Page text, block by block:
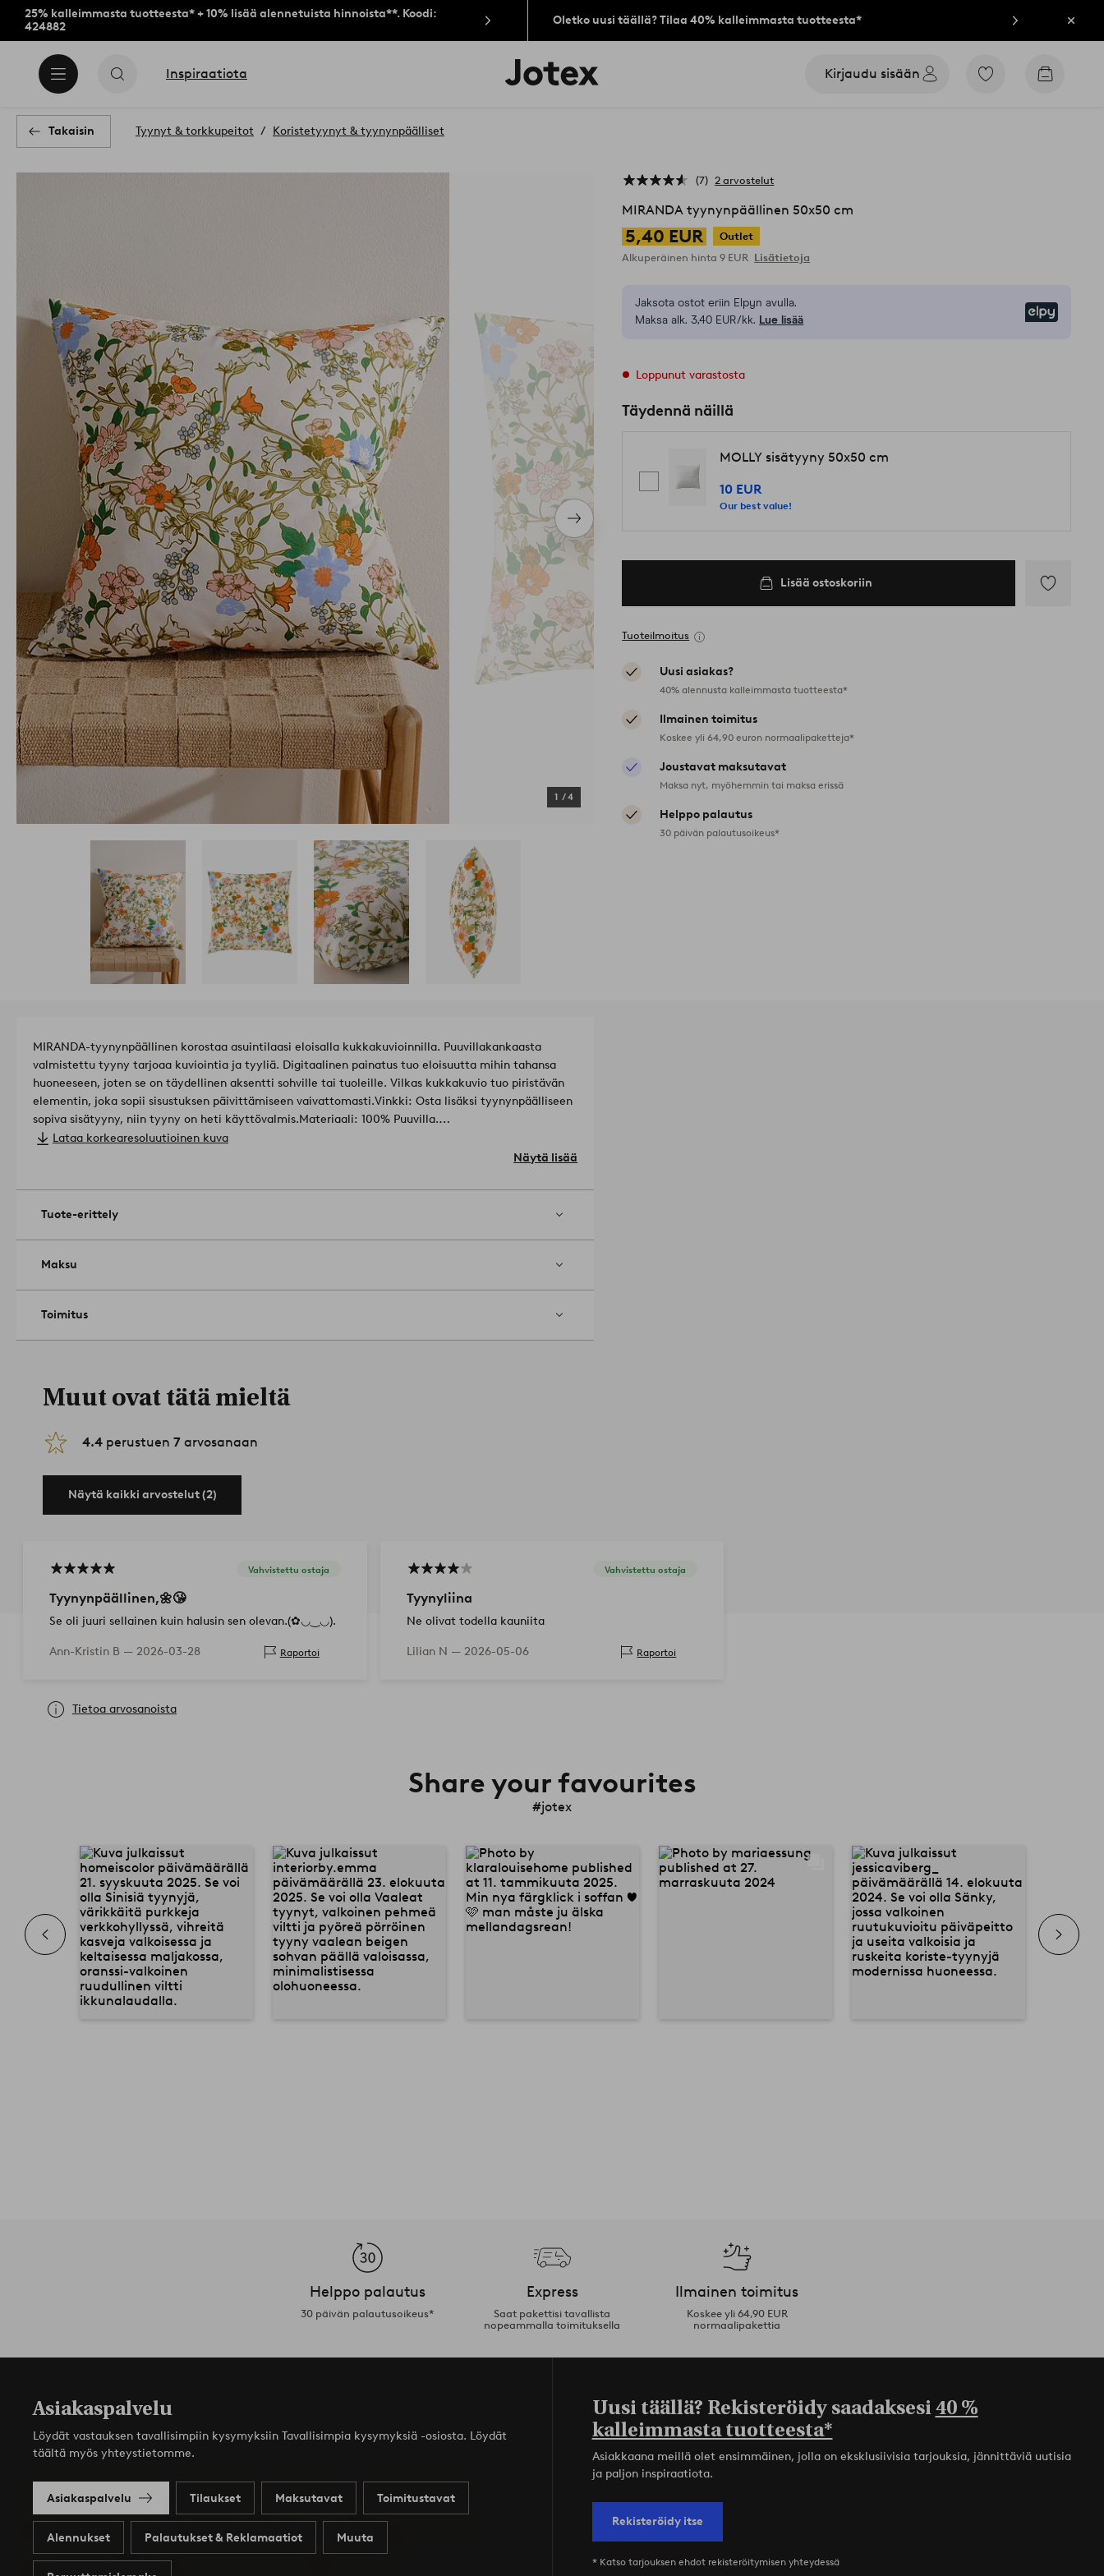
25% kalleimmasta tuotteesta* + 10% lisää alennetuista hinnoista**. Koodi:
424882
Oletko uusi täällä? Tilaa 40% kalleimmasta tuotteesta* Sulje
Inspiraatiota
Jotex-
logo
Kirjaudu sisään
Siirry
Siirry
Takaisin Tyynyt & torkkupeitot Koristetyynyt & tyynynpäälliset
Seuraava
tuote
1 /4
7 2 arvostelut
MIRANDA tyynynpäällinen 50x50 cm
5,40 EUR
Outlet
Alkuperäinen hinta9 EUR Lisätietoja
Jaksota ostot eriin Elpyn avulla.
Maksa alk. 3,40 EUR/kk. Lue lisää
Loppunut varastosta
Täydennä näillä
MOLLY sisätyyny 50x50 cm
10 EUR
Our best value!
Lisää ostoskoriin
Tuoteilmoitus
Uusi asiakas?
40% alennusta kalleimmasta tuotteesta*
Ilmainen toimitus
Koskee yli 64,90 euron normaalipaketteja*
Joustavat maksutavat
Maksa nyt, myöhemmin tai maksa erissä
Helppo palautus
30 päivän palautusoikeus*
MIRANDA-tyynynpäällinen korostaa asuintilaasi eloisalla kukkakuvioinnilla. Puuvillakankaasta
valmistettu tyyny tarjoaa kuviointia ja tyyliä. Digitaalinen painatus tuo eloisuutta mihin tahansa
huoneeseen, joten se on täydellinen aksentti sohville tai tuoleille. Vilkas kukkakuvio tuo piristävän
elementin, joka sopii sisustuksen päivittämiseen vaivattomasti.Vinkki: Osta lisäksi tyynynpäälliseen
sopiva sisätyyny, niin tyyny on heti käyttövalmis.
Materiaali: 100% Puuvilla.
Koko: 50 x 50 cm.
keskilämmöllä. Silitys korkealla lämpötilalla (max 200ºC). Kuivapesu (vain öljyliuotinkäyttö).
Kutistuma max 5 %.
Lataa korkearesoluutioinen kuva
Näytä lisää
Tuote-erittely
Maksu
Toimitus
Muut ovat tätä mieltä
4.4 perustuen 7 arvosanaan
Näytä kaikki arvostelut (2)
Vahvistettu ostaja
Tyynynpäällinen,🌼😘
Se oli juuri sellainen kuin halusin sen olevan.(✿◡‿◡).
Ann-Kristin B — 2026-03-28 Raportoi
Vahvistettu ostaja
Tyynyliina
Ne olivat todella kauniita
Lilian N — 2026-05-06 Raportoi
Tietoa arvosanoista
Share your favourites
#jotex
Helppo palautus
30 päivän palautusoikeus*
Express
Saat pakettisi tavallista
nopeammalla toimituksella
Ilmainen toimitus
Koskee yli 64,90 EUR
normaalipakettia
Asiakaspalvelu
Löydät vastauksen tavallisimpiin kysymyksiin Tavallisimpia kysymyksiä -osiosta. Löydät
täältä myös yhteystietomme.
Asiakaspalvelu Tilaukset Maksutavat Toimitustavat
Alennukset Palautukset & Reklamaatiot Muuta
Uusi täällä? Rekisteröidy saadaksesi40 %
kalleimmasta tuotteesta*
Asiakkaana meillä olet ensimmäinen, jolla on eksklusiivisia tarjouksia, jännittäviä uutisia
ja paljon inspiraatiota.
Rekisteröidy itse
* Katso tarjouksen ehdot rekisteröitymisen yhteydessä